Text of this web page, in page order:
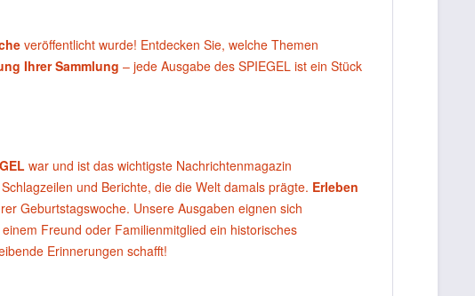
veröffentlicht wurde! Entdecken Sie, welche Themen
Ihrer Sammlung – jede Ausgabe des SPIEGEL ist ein Stück
war und ist das wichtigste Nachrichtenmagazin
und Berichte, die die Welt damals prägte. Erleben
Geburtstagswoche. Unsere Ausgaben eignen sich
Freund oder Familienmitglied ein historisches
Erinnerungen schafft!